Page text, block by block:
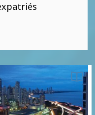
augmentations
pour les
Linky ?